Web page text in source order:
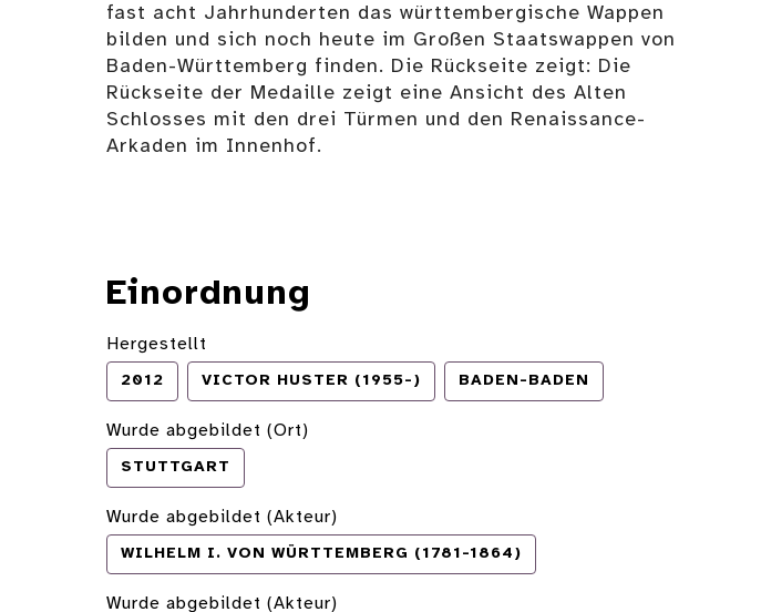
fast acht Jahrhunderten das württembergische Wappen
bilden und sich noch heute im Großen Staatswappen von
Baden-Württemberg finden. Die Rückseite zeigt: Die
Rückseite der Medaille zeigt eine Ansicht des Alten
Schlosses mit den drei Türmen und den Renaissance-
Arkaden im Innenhof.
Einordnung
Hergestellt
2012 VICTOR HUSTER (1955-) BADEN-BADEN
Wurde abgebildet (Ort)
STUTTGART
Wurde abgebildet (Akteur)
WILHELM I. VON WÜRTTEMBERG (1781-1864)
Wurde abgebildet (Akteur)